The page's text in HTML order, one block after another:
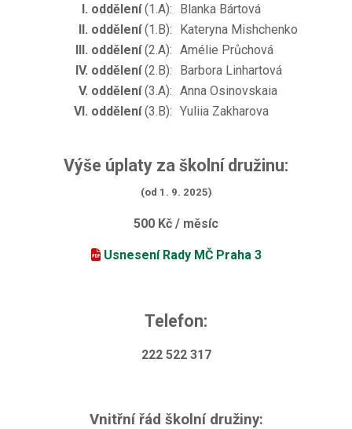
I. oddělení(1.A):
Blanka Bártová
II. oddělení(1.B):
Kateryna Mishchenko
III. oddělení(2.A): Amélie Průchová
IV. oddělení(2.B):
Barbora Linhartová
V. oddělení(3.A): Anna Osinovskaia
VI. oddělení(3.B): Yuliia Zakharova
Výše úplaty za školní družinu:
(od 1. 9. 2025)
500 Kč / měsíc
Usnesení Rady MČ Praha 3
Telefon:
222 522 317
Vnitřní řád školní družiny: